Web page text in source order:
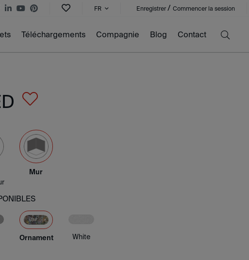
FR Enregistrer / Commencer la session
Téléchargements Compagnie Blog Contact
Mur
Ornament White